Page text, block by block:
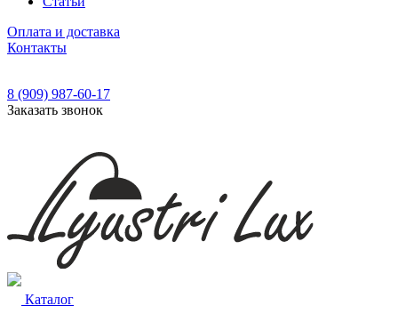
Оплата и доставка
Контакты
8 (909) 987-60-17
Заказать звонок
Каталог